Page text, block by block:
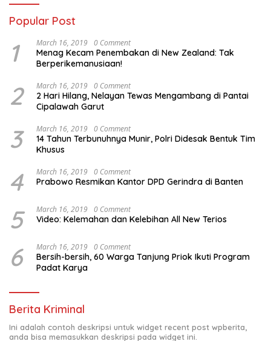
Popular Post
1 March 16, 2019 0 Comment
Menag Kecam Penembakan di New Zealand: Tak
Berperikemanusiaan!
2 March 16, 2019 0 Comment
2 Hari Hilang, Nelayan Tewas Mengambang di Pantai
Cipalawah Garut
3 March 16, 2019 0 Comment
14 Tahun Terbunuhnya Munir, Polri Didesak Bentuk Tim
Khusus
4 March 16, 2019 0 Comment
Prabowo Resmikan Kantor DPD Gerindra di Banten
5 March 16, 2019 0 Comment
Video: Kelemahan dan Kelebihan All New Terios
6 March 16, 2019 0 Comment
Bersih-bersih, 60 Warga Tanjung Priok Ikuti Program
Padat Karya
Berita Kriminal
Ini adalah contoh deskripsi untuk widget recent post wpberita,
anda bisa memasukkan deskripsi pada widget ini.